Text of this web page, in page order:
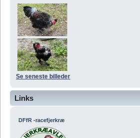
Se seneste billeder
Links
DFfR -racefjerkræ